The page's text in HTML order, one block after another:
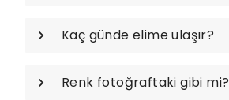
Kaç günde elime ulaşır?
Renk fotoğraftaki gibi mi?